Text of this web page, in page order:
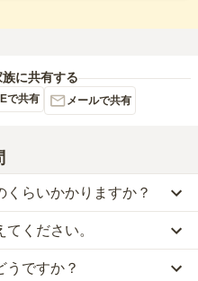
に共有する
で共有 メールで共有
らいかかりますか？
円から、樹木葬が約58.5万円か
場は、一般墓が約168万円
ください。
川駅」神奈中バス停1番乗り場
うですか？